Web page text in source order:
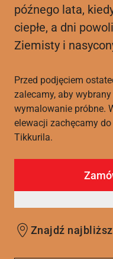
późnego lata,
ciepłe, a dni
Ziemisty i
Przed podjęciem
zalecamy, aby
wymalowanie próbne.
elewacji zachęcamy
Tikkurila.
Znajdź